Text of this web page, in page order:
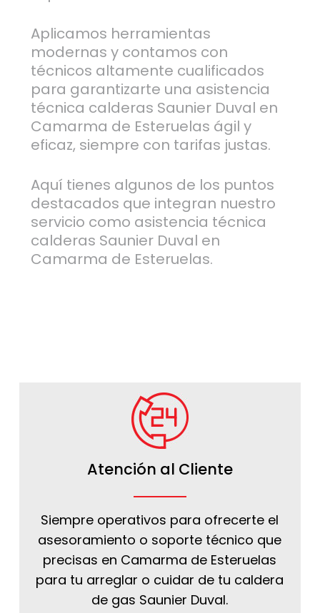
Aplicamos herramientas
modernas y contamos con
técnicos altamente cualificados
para garantizarte una asistencia
técnica calderas Saunier Duval en
Camarma de Esteruelas ágil y
eficaz, siempre con tarifas justas.
Aquí tienes algunos de los puntos
destacados que integran nuestro
servicio como asistencia técnica
calderas Saunier Duval en
Camarma de Esteruelas.
Atención al Cliente
Siempre operativos para ofrecerte el
asesoramiento o soporte técnico que
precisas en Camarma de Esteruelas
para tu arreglar o cuidar de tu caldera
de gas Saunier Duval.